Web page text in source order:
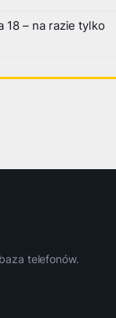
18 – na razie tylko
telefonów.